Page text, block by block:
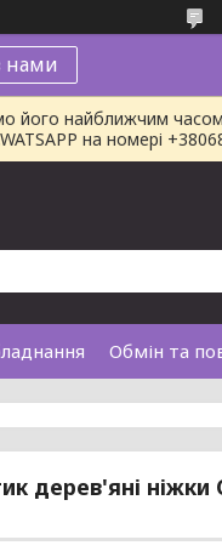
нами
його найближчим
на номері
Обмін та
дерев'яні ніжки